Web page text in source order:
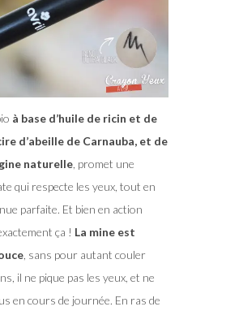
à base d’huile de ricin et de
d’abeille de Carnauba, et de
naturelle, promet une
qui respecte les yeux, tout en
parfaite. Et bien en action
ça ! La mine est
, sans pour autant couler
il ne pique pas les yeux, et ne
en cours de journée. En ras de